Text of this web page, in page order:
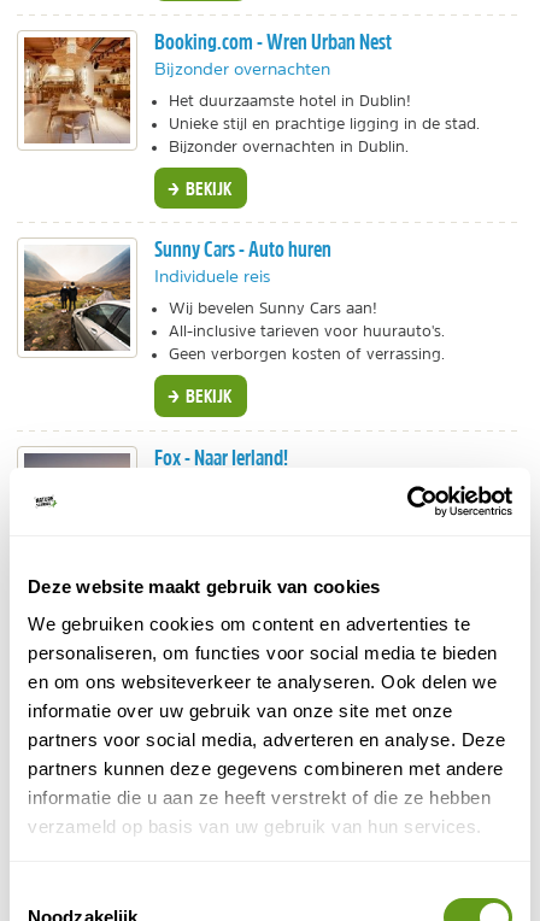
Deze website maakt gebruik van cookies
We gebruiken cookies om content en advertenties te
personaliseren, om functies voor social media te bieden
en om ons websiteverkeer te analyseren. Ook delen we
informatie over uw gebruik van onze site met onze
partners voor social media, adverteren en analyse. Deze
partners kunnen deze gegevens combineren met andere
informatie die u aan ze heeft verstrekt of die ze hebben
verzameld op basis van uw gebruik van hun services.
Noodzakelijk
Booking.com - Wren Urban Nest
Bijzonder overnachten
Het duurzaamste hotel in Dublin!
Unieke stijl en prachtige ligging in de stad.
Bijzonder overnachten in Dublin.
BEKIJK
Sunny Cars - Auto huren
Individuele reis
Wij bevelen Sunny Cars aan!
All-inclusive tarieven voor huurauto's.
Geen verborgen kosten of verrassing.
BEKIJK
Fox - Naar Ierland!
BEKIJK
Better Places - Ierland reizen op maat
Individuele reis, Maatwerk
De mooiste rondreizen door Ierland.
Roadtrip, treinreis of andere wensen?
Geef het door aan de experts van Better Places.
BEKIJK